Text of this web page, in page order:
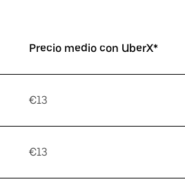
Precio medio con UberX*
€13
€13